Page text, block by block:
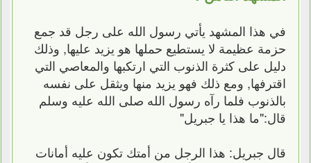
في هذا المشهد يأتي رسول الله على رجل قد جمع
حزمة عظيمة لا يستطيع حملها هو يزيد عليها, وذلك
دليل على كثرة الذنوب التي ارتكبها والمعاصي التي
اقترفها, ومع ذلك فهو يزيد منها ويثقل على نفسه
بالذنوب فلما رآه رسول الله صلى الله عليه وسلم
قال:"ما هذا يا جبريل"
قال جبريل: هذا الرجل من أمتك تكون عليه أمانات